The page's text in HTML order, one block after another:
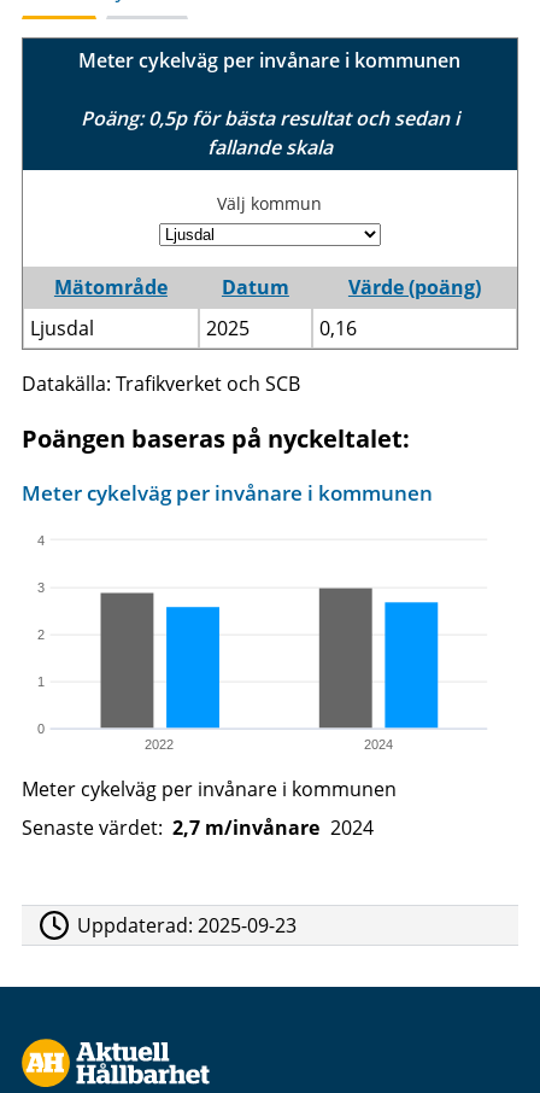
Meter cykelväg per invånare i kommunen
Poäng: 0,5p för bästa resultat och sedan i
fallande skala
Välj kommun
Mätområde Datum
Värde (poäng)
Ljusdal
2025 0,16
Datakälla: Trafikverket och SCB
Poängen baseras på nyckeltalet:
2022 2024
0
1
2
3
4
Meter cykelväg per invånare i kommunen
Meter cykelväg per invånare i kommunen
Senaste värdet: 2,7 m/invånare 2024
Uppdaterad:2025-09-23